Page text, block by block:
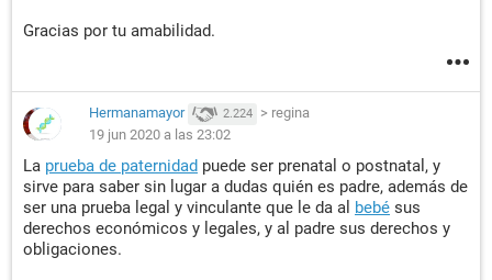
Gracias por tu amabilidad.
Hermanamayor 2.224 > regina
19 jun 2020 a las 23:02
La prueba de paternidad puede ser prenatal o postnatal, y
sirve para saber sin lugar a dudas quién es padre, además de
ser una prueba legal y vinculante que le da al bebé sus
derechos económicos y legales, y al padre sus derechos y
obligaciones.